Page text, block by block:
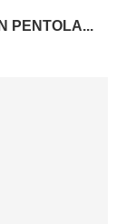
PENTOLA...